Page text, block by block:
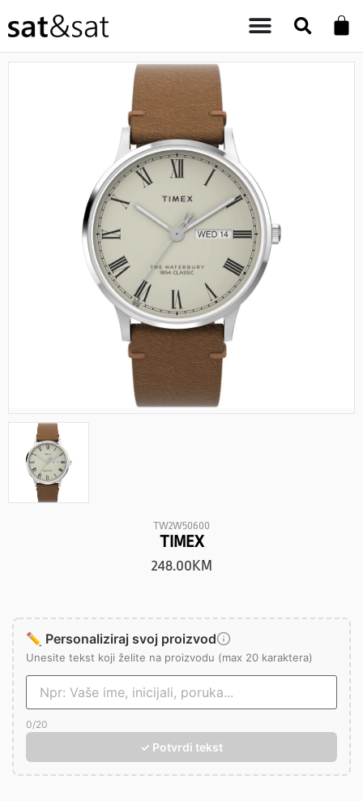
TW2W50600
TIMEX
248.00KM
✏️ Personaliziraj svoj proizvod
Unesite tekst koji želite na proizvodu (max 20 karaktera)
0/20
✓ Potvrdi tekst